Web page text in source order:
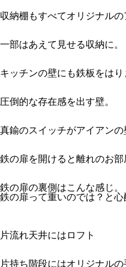
収納棚もすべてオリジナルの
一部はあえて見せる収納に。
キッチンの壁にも鉄板をはり
圧倒的な存在感を出す壁。
真鍮のスイッチがアイアン
鉄の扉を開けると離れのお部
鉄の扉の裏側はこんな感じ。
鉄の扉って重いのでは？と
片流れ天井にはロフト
片持ち階段にはオリジナルの